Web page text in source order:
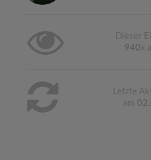
Dieser
940x
Letzte
am